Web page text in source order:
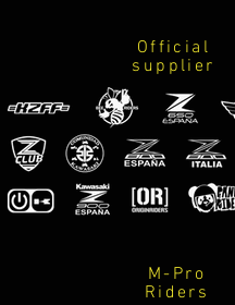
Official
supplier
M-Pro
Riders